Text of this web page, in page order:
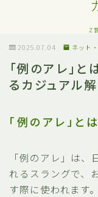
Z
MENU
Z世代・若者カタカ
ネット・SNS用語
恋愛・人間関係の
日常でよく聞く流
2025.07.04 ネット
「例のアレ」
るカジュアル
「例のアレ」と
「例のアレ」は
れるスラングで、
す際に使われます